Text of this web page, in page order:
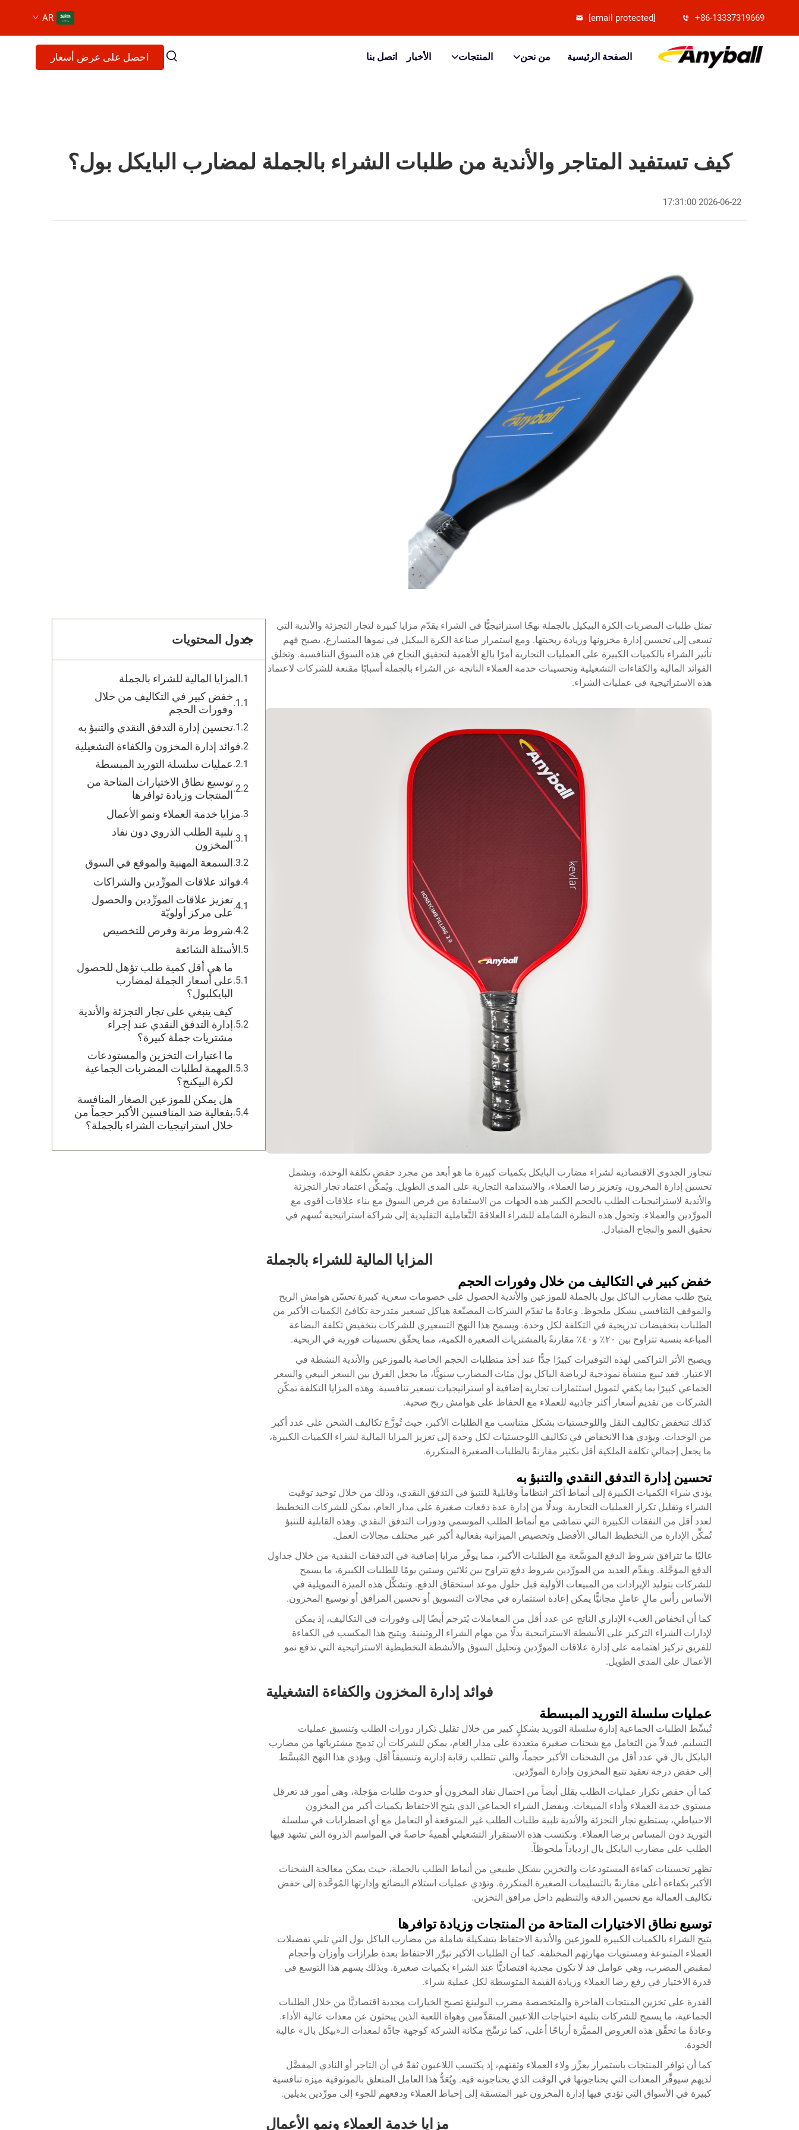
+86-13337319669
[email protected]
AR
الصفحة الرئيسية من نحن المنتجات الأخبار اتصل بنا احصل على عرض أسعار
كيف تستفيد المتاجر والأندية من طلبات الشراء بالجملة لمضارب البايكل بول؟
2026-06-22 17:31:00
تمثل طلبات المضربات الكرة البيكيل بالجملة نهجًا استراتيجيًّا في الشراء يقدّم مزايا كبيرة لتجار التجزئة والأندية التي
تسعى إلى تحسين إدارة مخزونها وزيادة ربحيتها. ومع استمرار صناعة الكرة البيكيل في نموها المتسارع، يصبح فهم
تأثير الشراء بالكميات الكبيرة على العمليات التجارية أمرًا بالغ الأهمية لتحقيق النجاح في هذه السوق التنافسية. وتخلق
الفوائد المالية والكفاءات التشغيلية وتحسينات خدمة العملاء الناتجة عن الشراء بالجملة أسبابًا مقنعة للشركات لاعتماد
هذه الاستراتيجية في عمليات الشراء.
تتجاوز الجدوى الاقتصادية لشراء مضارب البايكل بكميات كبيرة ما هو أبعد من مجرد خفض تكلفة الوحدة، وتشمل
تحسين إدارة المخزون، وتعزيز رضا العملاء، والاستدامة التجارية على المدى الطويل. ويُمكِّن اعتماد تجار التجزئة
والأندية لاستراتيجيات الطلب بالحجم الكبير هذه الجهات من الاستفادة من فرص السوق مع بناء علاقات أقوى مع
المورِّدين والعملاء. وتحول هذه النظرة الشاملة للشراء العلاقةَ التَّعاملية التقليدية إلى شراكة استراتيجية تُسهم في
تحقيق النمو والنجاح المتبادل.
المزايا المالية للشراء بالجملة
خفض كبير في التكاليف من خلال وفورات الحجم
يتيح طلب مضارب الباكل بول بالجملة للموزعين والأندية الحصول على خصومات سعرية كبيرة تحسّن هوامش الربح
والموقف التنافسي بشكل ملحوظ. وعادةً ما تقدّم الشركات المصنّعة هياكل تسعير متدرجة تكافئ الكميات الأكبر من
الطلبات بتخفيضات تدريجية في التكلفة لكل وحدة. ويسمح هذا النهج التسعيري للشركات بتخفيض تكلفة البضاعة
المباعة بنسبة تتراوح بين ٢٠٪ و٤٠٪ مقارنةً بالمشتريات الصغيرة الكمية، مما يحقّق تحسينات فورية في الربحية.
ويصبح الأثر التراكمي لهذه التوفيرات كبيرًا جدًّا عند أخذ متطلبات الحجم الخاصة بالموزعين والأندية النشطة في
الاعتبار. فقد تبيع منشأة نموذجية لرياضة الباكل بول مئات المضارب سنويًّا، ما يجعل الفرق بين السعر البيعي والسعر
الجماعي كبيرًا بما يكفي لتمويل استثمارات تجارية إضافية أو استراتيجيات تسعير تنافسية. وهذه المزايا التكلفة تمكّن
الشركات من تقديم أسعار أكثر جاذبية للعملاء مع الحفاظ على هوامش ربح صحية.
كذلك تنخفض تكاليف النقل واللوجستيات بشكل متناسب مع الطلبات الأكبر، حيث تُوزَّع تكاليف الشحن على عدد أكبر
من الوحدات. ويؤدي هذا الانخفاض في تكاليف اللوجستيات لكل وحدة إلى تعزيز المزايا المالية لشراء الكميات الكبيرة،
ما يجعل إجمالي تكلفة الملكية أقل بكثير مقارنةً بالطلبات الصغيرة المتكررة.
تحسين إدارة التدفق النقدي والتنبؤ به
يؤدي شراء الكميات الكبيرة إلى أنماط أكثر انتظاماً وقابليةً للتنبؤ في التدفق النقدي، وذلك من خلال توحيد توقيت
الشراء وتقليل تكرار العمليات التجارية. وبدلًا من إدارة عدة دفعات صغيرة على مدار العام، يمكن للشركات التخطيط
لعدد أقل من النفقات الكبيرة التي تتماشى مع أنماط الطلب الموسمي ودورات التدفق النقدي. وهذه القابلية للتنبؤ
تُمكِّن الإدارة من التخطيط المالي الأفضل وتخصيص الميزانية بفعالية أكبر عبر مختلف مجالات العمل.
غالبًا ما تترافق شروط الدفع الموسَّعة مع الطلبات الأكبر، مما يوفِّر مزايا إضافية في التدفقات النقدية من خلال جداول
الدفع المؤجَّلة. ويقدِّم العديد من المورِّدين شروط دفع تتراوح بين ثلاثين وستين يومًا للطلبات الكبيرة، ما يسمح
للشركات بتوليد الإيرادات من المبيعات الأولية قبل حلول موعد استحقاق الدفع. وتشكِّل هذه الميزة التمويلية في
الأساس رأس مالٍ عاملٍ مجانيًّا يمكن إعادة استثماره في مجالات التسويق أو تحسين المرافق أو توسيع المخزون.
كما أن انخفاض العبء الإداري الناتج عن عدد أقل من المعاملات يُترجم أيضًا إلى وفورات في التكاليف، إذ يمكن
لإدارات الشراء التركيز على الأنشطة الاستراتيجية بدلًا من مهام الشراء الروتينية. ويتيح هذا المكسب في الكفاءة
للفريق تركيز اهتمامه على إدارة علاقات المورِّدين وتحليل السوق والأنشطة التخطيطية الاستراتيجية التي تدفع نمو
الأعمال على المدى الطويل.
فوائد إدارة المخزون والكفاءة التشغيلية
عمليات سلسلة التوريد المبسطة
تُبسِّط الطلبات الجماعية إدارة سلسلة التوريد بشكلٍ كبير من خلال تقليل تكرار دورات الطلب وتنسيق عمليات
التسليم. فبدلاً من التعامل مع شحنات صغيرة متعددة على مدار العام، يمكن للشركات أن تدمج مشترياتها من مضارب
البايكل بال في عدد أقل من الشحنات الأكبر حجماً، والتي تتطلب رقابة إدارية وتنسيقاً أقل. ويؤدي هذا النهج المُبسَّط
إلى خفض درجة تعقيد تتبع المخزون وإدارة المورِّدين.
كما أن خفض تكرار عمليات الطلب يقلل أيضاً من احتمال نفاد المخزون أو حدوث طلبات مؤجلة، وهي أمور قد تعرقل
مستوى خدمة العملاء وأداء المبيعات. وبفضل الشراء الجماعي الذي يتيح الاحتفاظ بكميات أكبر من المخزون
الاحتياطي، يستطيع تجار التجزئة والأندية تلبية طلبات الطلب غير المتوقعة أو التعامل مع أي اضطرابات في سلسلة
التوريد دون المساس برضا العملاء. وتكتسب هذه الاستقرار التشغيلي أهميةً خاصةً في المواسم الذروة التي تشهد فيها
الطلب على مضارب البايكل بال ازدياداً ملحوظاً.
تظهر تحسينات كفاءة المستودعات والتخزين بشكل طبيعي من أنماط الطلب بالجملة، حيث يمكن معالجة الشحنات
الأكبر بكفاءة أعلى مقارنةً بالتسليمات الصغيرة المتكررة. وتؤدي عمليات استلام البضائع وإدارتها المُوحَّدة إلى خفض
تكاليف العمالة مع تحسين الدقة والتنظيم داخل مرافق التخزين.
توسيع نطاق الاختيارات المتاحة من المنتجات وزيادة توافرها
يتيح الشراء بالكميات الكبيرة للموزعين والأندية الاحتفاظ بتشكيلة شاملة من مضارب الباكل بول التي تلبي تفضيلات
العملاء المتنوعة ومستويات مهارتهم المختلفة. كما أن الطلبات الأكبر تبرِّر الاحتفاظ بعدة طرازات وأوزان وأحجام
لمقبض المضرب، وهي عوامل قد لا تكون مجدية اقتصاديًّا عند الشراء بكميات صغيرة. وبذلك يسهم هذا التوسع في
قدرة الاختيار في رفع رضا العملاء وزيادة القيمة المتوسطة لكل عملية شراء.
القدرة على تخزين المنتجات الفاخرة والمتخصصة مضرب البولينغ تصبح الخيارات مجدية اقتصاديًّا من خلال الطلبات
الجماعية، ما يسمح للشركات بتلبية احتياجات اللاعبين المتقدِّمين وهواة اللعبة الذين يبحثون عن معدات عالية الأداء.
وعادةً ما تحقِّق هذه العروض المميَّزة أرباحًا أعلى، كما ترسِّخ مكانة الشركة كوجهة جادَّة لمعدات الـ«بيكل بال» عالية
الجودة.
كما أن توافر المنتجات باستمرار يعزِّز ولاء العملاء وثقتهم، إذ يكتسب اللاعبون ثقةً في أن التاجر أو النادي المفضَّل
لديهم سيوفِّر المعدات التي يحتاجونها في الوقت الذي يحتاجونه فيه. ويُعَدُّ هذا العامل المتعلق بالموثوقية ميزة تنافسية
كبيرة في الأسواق التي تؤدي فيها إدارة المخزون غير المتسقة إلى إحباط العملاء ودفعهم للجوء إلى مورِّدين بديلين.
مزايا خدمة العملاء ونمو الأعمال
جدول المحتويات
المزايا المالية للشراء بالجملة
خفض كبير في التكاليف من خلال
وفورات الحجم
تحسين إدارة التدفق النقدي والتنبؤ به
فوائد إدارة المخزون والكفاءة التشغيلية
عمليات سلسلة التوريد المبسطة
توسيع نطاق الاختيارات المتاحة من
المنتجات وزيادة توافرها
مزايا خدمة العملاء ونمو الأعمال
تلبية الطلب الذروي دون نفاد
المخزون
السمعة المهنية والموقع في السوق
فوائد علاقات المورِّدين والشراكات
تعزيز علاقات المورِّدين والحصول
على مركز أولويّة
شروط مرنة وفرص للتخصيص
الأسئلة الشائعة
ما هي أقل كمية طلب تؤهل للحصول
على أسعار الجملة لمضارب
البايكلبول؟
كيف ينبغي على تجار التجزئة والأندية
إدارة التدفق النقدي عند إجراء
مشتريات جملة كبيرة؟
ما اعتبارات التخزين والمستودعات
المهمة لطلبات المضربات الجماعية
لكرة البيكنج؟
هل يمكن للموزعين الصغار المنافسة
بفعالية ضد المنافسين الأكبر حجماً من
خلال استراتيجيات الشراء بالجملة؟